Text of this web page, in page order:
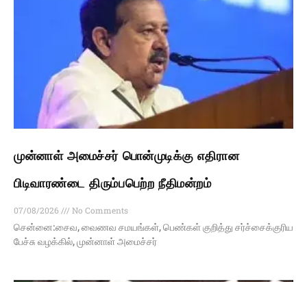
முன்னாள் அமைச்சர் பொன்முடிக்கு எதிரான
பிடிவாரண்டை திரும்பபெற்ற நீதிமன்றம்
07/08/2026
No Comments
சென்னை:சைவ, வைணவ சமயங்கள், பெண்கள் குறித்து சர்ச்சைக்குரிய
பேச்சு வழக்கில், முன்னாள் அமைச்சர்